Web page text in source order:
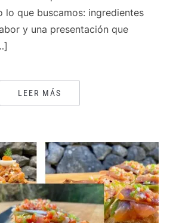
lo que buscamos: ingredientes
y una presentación que
LEER MÁS